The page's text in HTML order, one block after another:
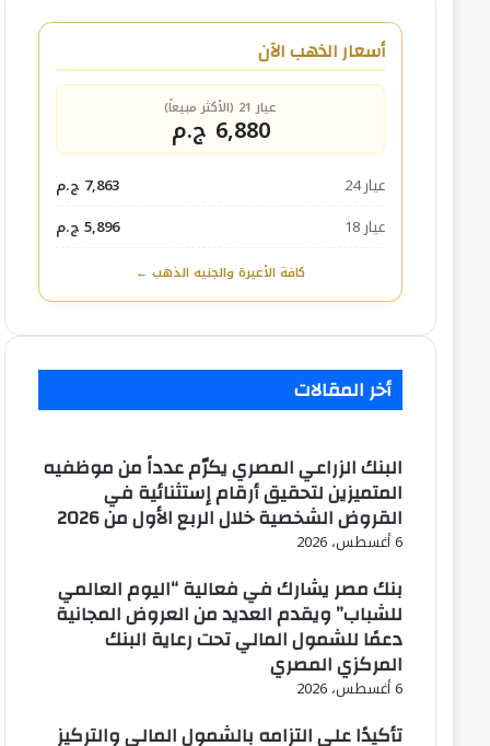
أسعار الذهب الآن
عيار 21 (الأكثر مبيعاً)
6,880 ج.م
عيار 24
7,863 ج.م
عيار 18
5,896 ج.م
كافة الأعيرة والجنيه الذهب ←
أخر المقالات
البنك الزراعي المصري يكرّم عدداً من موظفيه
المتميزين لتحقيق أرقام إستثنائية في
القروض الشخصية خلال الربع الأول من 2026
6 أغسطس، 2026
بنك مصر يشارك في فعالية “اليوم العالمي
للشباب” ويقدم العديد من العروض المجانية
دعمًا للشمول المالي تحت رعاية البنك
المركزي المصري
6 أغسطس، 2026
تأكيدًا على التزامه بالشمول المالي والتركيز